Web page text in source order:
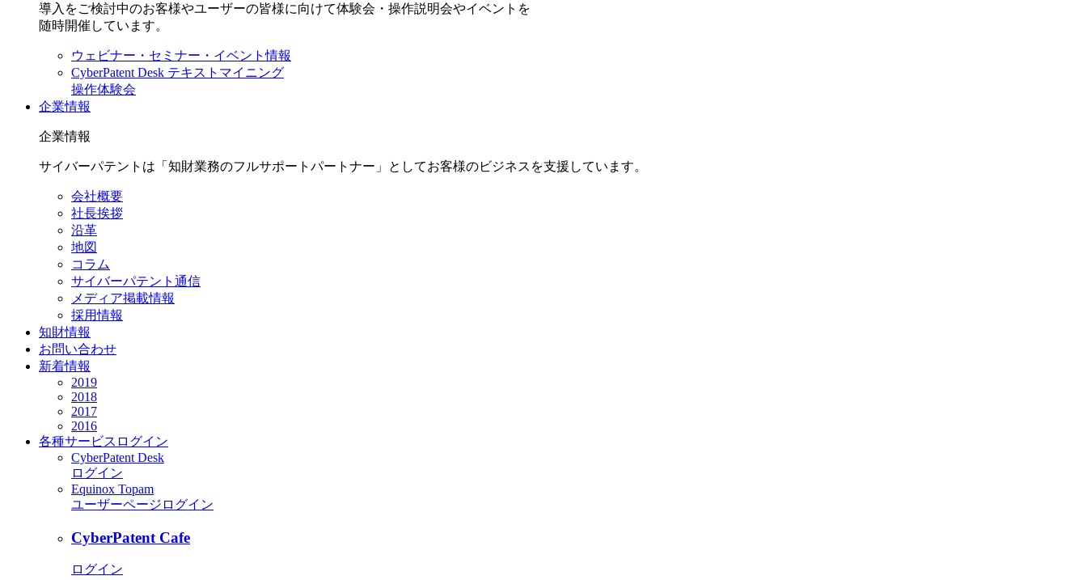
導入をご検討中のお客様やユーザーの皆様に向けて体験会・操作説明会やイベントを
随時開催しています。
ウェビナー・セミナー・イベント情報
CyberPatent Desk テキストマイニング
操作体験会
企業情報
企業情報
サイバーパテントは「知財業務のフルサポートパートナー」としてお客様のビジネスを支援しています。
会社概要
社長挨拶
沿革
地図
コラム
サイバーパテント通信
メディア掲載情報
採用情報
知財情報
お問い合わせ
新着情報
2019
2018
2017
2016
各種サービス ログイン
CyberPatent Desk
ログイン
Equinox Topam
ユーザーページログイン
CyberPatent Cafe
ログイン